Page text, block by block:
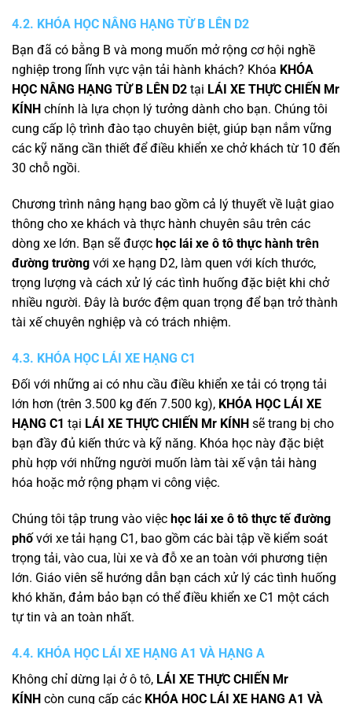
4.2. KHÓA HỌC NÂNG HẠNG TỪ B LÊN D2
Bạn đã có bằng B và mong muốn mở rộng cơ hội nghề
nghiệp trong lĩnh vực vận tải hành khách? Khóa KHÓA
HỌC NÂNG HẠNG TỪ B LÊN D2 tại LÁI XE THỰC CHIẾN Mr
KÍNH chính là lựa chọn lý tưởng dành cho bạn. Chúng tôi
cung cấp lộ trình đào tạo chuyên biệt, giúp bạn nắm vững
các kỹ năng cần thiết để điều khiển xe chở khách từ 10 đến
30 chỗ ngồi.
Chương trình nâng hạng bao gồm cả lý thuyết về luật giao
thông cho xe khách và thực hành chuyên sâu trên các
dòng xe lớn. Bạn sẽ được học lái xe ô tô thực hành trên
đường trường với xe hạng D2, làm quen với kích thước,
trọng lượng và cách xử lý các tình huống đặc biệt khi chở
nhiều người. Đây là bước đệm quan trọng để bạn trở thành
tài xế chuyên nghiệp và có trách nhiệm.
4.3. KHÓA HỌC LÁI XE HẠNG C1
Đối với những ai có nhu cầu điều khiển xe tải có trọng tải
lớn hơn (trên 3.500 kg đến 7.500 kg), KHÓA HỌC LÁI XE
HẠNG C1 tại LÁI XE THỰC CHIẾN Mr KÍNH sẽ trang bị cho
bạn đầy đủ kiến thức và kỹ năng. Khóa học này đặc biệt
phù hợp với những người muốn làm tài xế vận tải hàng
hóa hoặc mở rộng phạm vi công việc.
Chúng tôi tập trung vào việc học lái xe ô tô thực tế đường
phốvới xe tải hạng C1, bao gồm các bài tập về kiểm soát
trọng tải, vào cua, lùi xe và đỗ xe an toàn với phương tiện
lớn. Giáo viên sẽ hướng dẫn bạn cách xử lý các tình huống
khó khăn, đảm bảo bạn có thể điều khiển xe C1 một cách
tự tin và an toàn nhất.
4.4. KHÓA HỌC LÁI XE HẠNG A1 VÀ HẠNG A
Không chỉ dừng lại ở ô tô, LÁI XE THỰC CHIẾN Mr
KÍNH còn cung cấp các KHÓA HỌC LÁI XE HẠNG A1 VÀ